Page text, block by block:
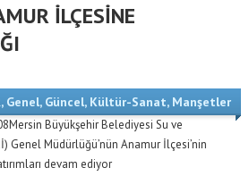
İLÇESİNE
, Genel, Güncel, Kültür-Sanat, Manşetler
Mersin Büyükşehir Belediyesi Su ve
Genel Müdürlüğü’nün Anamur İlçesi’nin
devam ediyor